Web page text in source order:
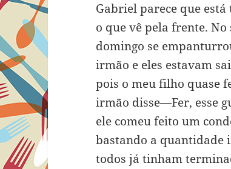
Gabriel parece que
o que vê pela frente.
domingo se
irmão e eles estavam
pois o meu filho quase
irmão disse—Fer, esse
ele comeu feito um
bastando a quantidade
todos já tinham